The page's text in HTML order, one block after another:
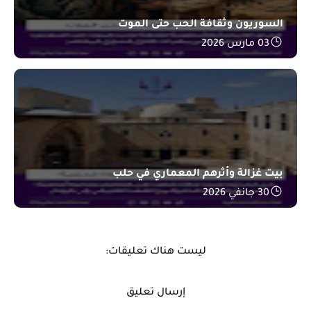
السوريون وثقافة الحب حتى الموت
03 مارس 2026
بيت غزالة وأثرهم المعماري في حلب
30 جانفي 2026
ليست هناك تعليقات:
إرسال تعليق